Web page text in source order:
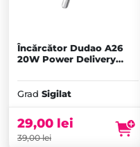
Încărcător Dudao A26
20W Power Delivery
Grad Sigilat
39,00lei
29,00 lei